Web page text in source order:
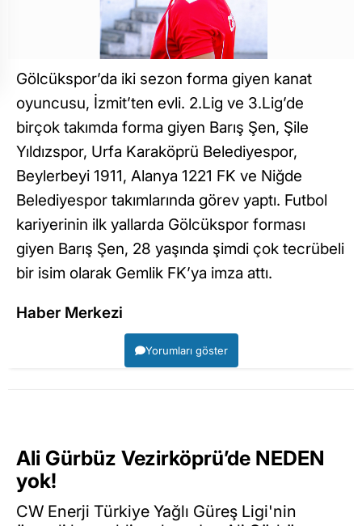
Gölcükspor’da iki sezon forma giyen kanat
oyuncusu, İzmit’ten evli. 2.Lig ve 3.Lig’de
birçok takımda forma giyen Barış Şen, Şile
Yıldızspor, Urfa Karaköprü Belediyespor,
Beylerbeyi 1911, Alanya 1221 FK ve Niğde
Belediyespor takımlarında görev yaptı. Futbol
kariyerinin ilk yallarda Gölcükspor forması
giyen Barış Şen, 28 yaşında şimdi çok tecrübeli
bir isim olarak Gemlik FK’ya imza attı.
Haber Merkezi
Yorumları göster
Ali Gürbüz Vezirköprü’de NEDEN
yok!
CW Enerji Türkiye Yağlı Güreş Ligi'nin